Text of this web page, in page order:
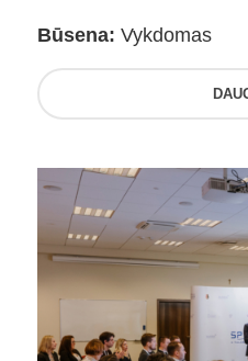
Būsena: Vykdomas